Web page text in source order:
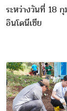
ระหว่างวันที่ 18
อินโดนีเซีย